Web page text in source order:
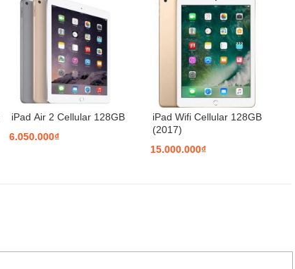
iPad Air 2 Cellular 128GB
6.050.000₫
iPad Wifi Cellular 128GB
(2017)
15.000.000₫